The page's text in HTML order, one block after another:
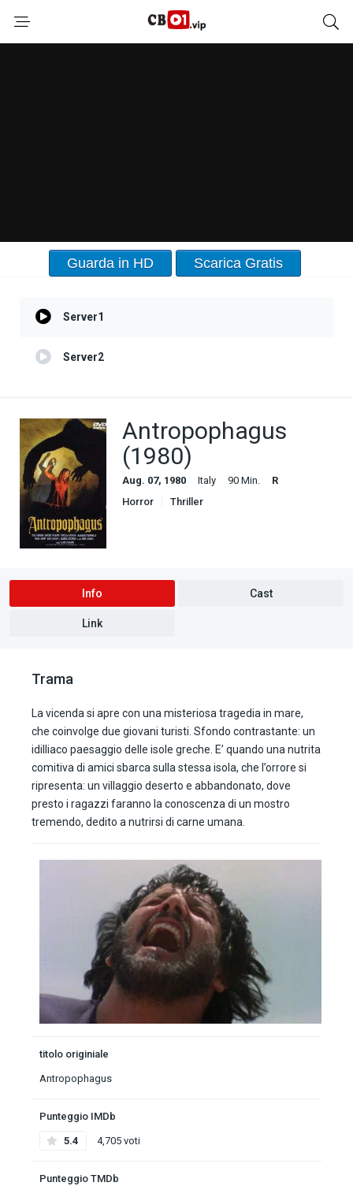
Guarda in HD Scarica Gratis
Server1
Server2
Antropophagus
(1980)
Aug. 07, 1980 Italy 90 Min.
R
Horror
Thriller
Info Cast
Link
Trama
La vicenda si apre con una misteriosa tragedia in mare,
che coinvolge due giovani turisti. Sfondo contrastante: un
idilliaco paesaggio delle isole greche. E’ quando una nutrita
comitiva di amici sbarca sulla stessa isola, che l’orrore si
ripresenta: un villaggio deserto e abbandonato, dove
presto i ragazzi faranno la conoscenza di un mostro
tremendo, dedito a nutrirsi di carne umana.
titolo originiale
Antropophagus
Punteggio IMDb
5.4 4,705 voti
Punteggio TMDb